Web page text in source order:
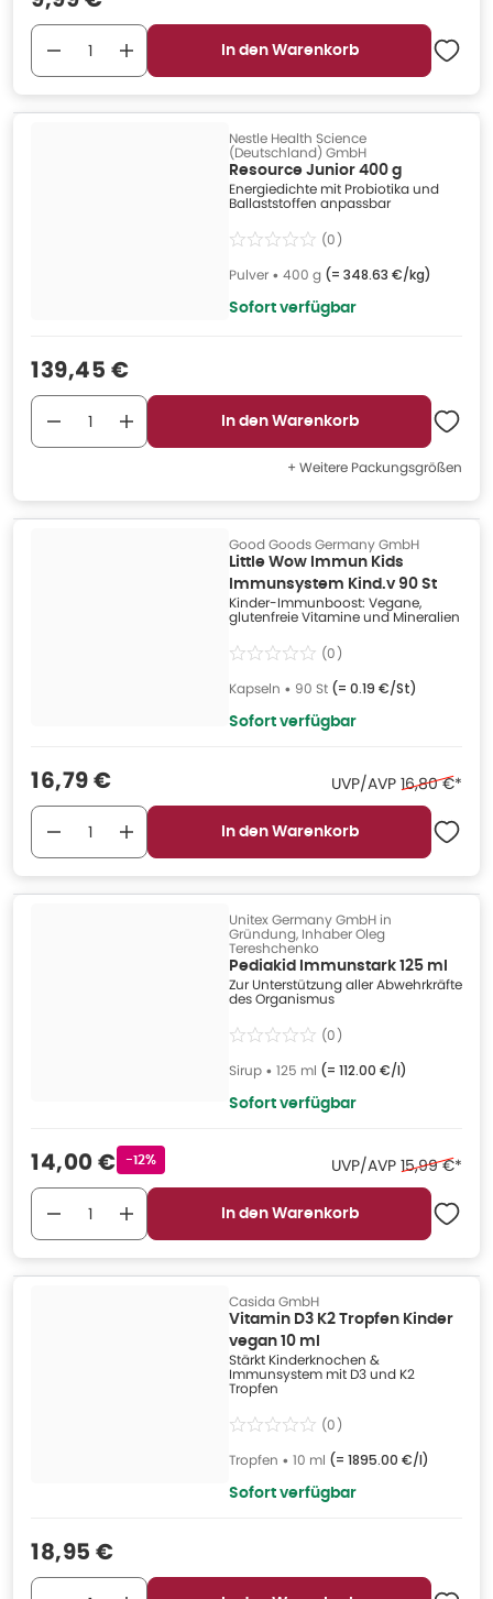
In den Warenkorb
Nestle Health Science
(Deutschland) GmbH
Resource Junior 400 g
Energiedichte mit Probiotika und
Ballaststoffen anpassbar
(0)
Pulver • 400 g (= 348.63 €/kg)
Sofort verfügbar
Verkaufspreis
139,45 €
In den Warenkorb
+ Weitere Packungsgrößen
Good Goods Germany GmbH
Little Wow Immun Kids
Immunsystem Kind.v 90 St
Kinder-Immunboost: Vegane,
glutenfreie Vitamine und Mineralien
(0)
Kapseln • 90 St (= 0.19 €/St)
Sofort verfügbar
Verkaufspreis
16,79 € UVP/AVP Ehemaliger
16,80 €*
In den Warenkorb
Unitex Germany GmbH in
Gründung, Inhaber Oleg
Tereshchenko
Pediakid Immunstark 125 ml
Zur Unterstützung aller Abwehrkräfte
des Organismus
(0)
Sirup • 125 ml (= 112.00 €/l)
Sofort verfügbar
Verkaufspreis
14,00 € Rabattstempel
-12% UVP/AVP Ehemaliger
15,99 €*
In den Warenkorb
Casida GmbH
Vitamin D3 K2 Tropfen Kinder
vegan 10 ml
Stärkt Kinderknochen &
Immunsystem mit D3 und K2
Tropfen
(0)
Tropfen • 10 ml (= 1895.00 €/l)
Sofort verfügbar
Verkaufspreis
18,95 €